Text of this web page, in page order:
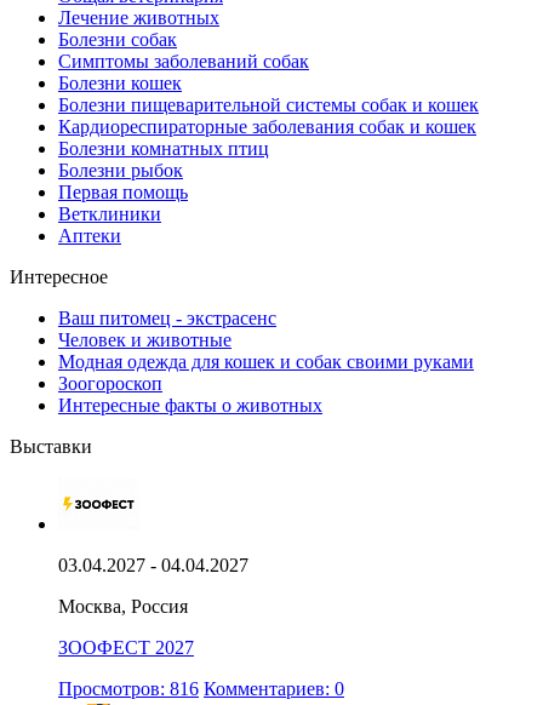
Лечение животных
Болезни собак
Симптомы заболеваний собак
Болезни кошек
Болезни пищеварительной системы собак и кошек
Кардиореспираторные заболевания собак и кошек
Болезни комнатных птиц
Болезни рыбок
Первая помощь
Ветклиники
Аптеки
Интересное
Ваш питомец - экстрасенс
Человек и животные
Модная одежда для кошек и собак своими руками
Зоогороскоп
Интересные факты о животных
Выставки
03.04.2027 - 04.04.2027
Москва, Россия
ЗООФЕСТ 2027
Просмотров: 816 Комментариев: 0